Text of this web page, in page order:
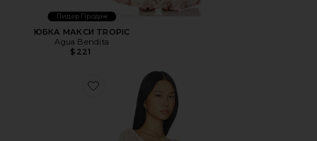
Лидер Продаж
ЮБКА МАКСИ TROPIC
Agua Bendita
$221
Favorite ТОП BOH